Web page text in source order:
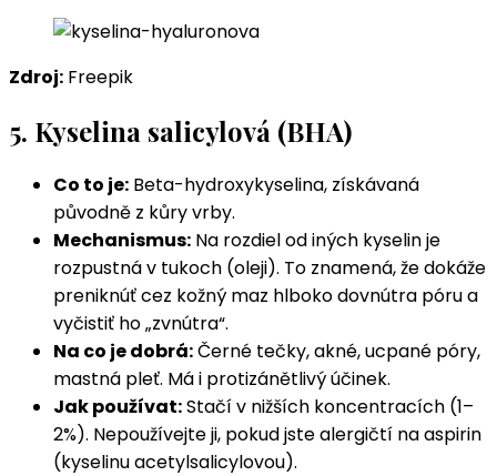
Zdroj: Freepik
5. Kyselina salicylová (BHA)
Co to je: Beta-hydroxykyselina, získávaná
původně z kůry vrby.
Mechanismus: Na rozdiel od iných kyselin je
rozpustná v tukoch (oleji). To znamená, že dokáže
preniknúť cez kožný maz hlboko dovnútra póru a
vyčistiť ho „zvnútra“.
Na co je dobrá:Černé tečky, akné, ucpané póry,
mastná pleť. Má i protizánětlivý účinek.
Jak používat:Stačí v nižších koncentracích (1–
2%). Nepoužívejte ji, pokud jste alergičtí na aspirin
(kyselinu acetylsalicylovou).